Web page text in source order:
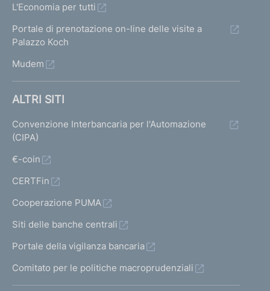
L'Economia per tutti
Portale di prenotazione on-line delle visite a
Palazzo Koch
Mudem
ALTRI SITI
Convenzione Interbancaria per l'Automazione
(CIPA)
€-coin
CERTFin
Cooperazione PUMA
Siti delle banche centrali
Portale della vigilanza bancaria
Comitato per le politiche macroprudenziali